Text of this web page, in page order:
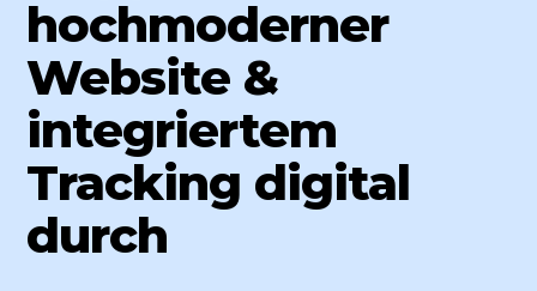
hochmoderner
Website &
integriertem
Tracking digital
durch